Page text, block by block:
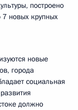
построено
7 новых крупных
новые
города
социальная
должно